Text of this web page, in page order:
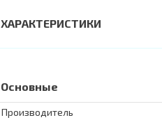
ХАРАКТЕРИСТИКИ
Основные
Производитель